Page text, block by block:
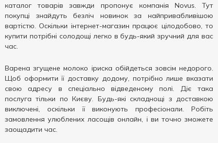
каталог товарів завжди пропонує компанія Novus. Тут
покупці знайдуть безліч новинок за найпривабливішою
вартістю. Оскільки інтернет-магазин працює цілодобово, то
купити потрібні солодощі легко в будь-який зручний для вас
час.
Варена згущене молоко іриска обійдеться зовсім недорого.
Щоб оформити її доставку додому, потрібно лише вказати
свою адресу в спеціально відведеному полі. Діє така
послуга тільки по Києву. Будь-які складнощі з доставкою
виключені, оскільки її виконують професіонали. Робіть
замовлення улюблених ласощів онлайн, і ви точно зможете
заощадити час.